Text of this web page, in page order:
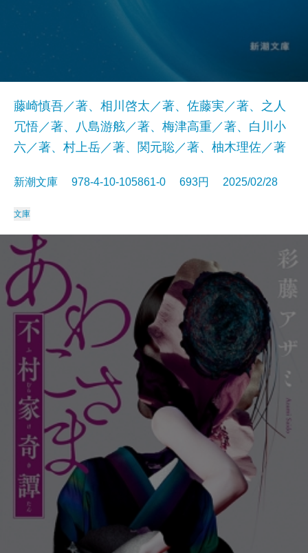
藤崎慎吾／著、相川啓太／著、佐藤実／著、之人
冗悟／著、八島游舷／著、梅津高重／著、白川小
六／著、村上岳／著、関元聡／著、柚木理佐／著
新潮文庫 978-4-10-105861-0 693円 2025/02/28
文庫